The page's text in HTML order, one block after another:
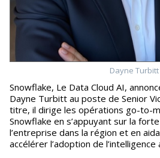
Dayne Turbitt
Snowflake, Le Data Cloud AI, annonce la nomination de
Dayne Turbitt au poste de Senior
titre, il dirige les opérations go-to-
Snowflake en s’appuyant sur la
l’entreprise dans la région et en
accélérer l’adoption de l’intelligence